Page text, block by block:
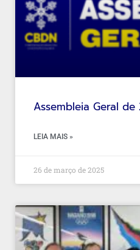
Assembleia Geral
LEIA MAIS »
26 de março de 2025